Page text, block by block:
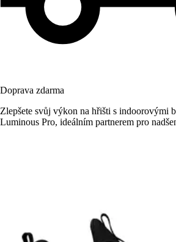
Doprava zdarma
Zlepšete svůj výkon na hřišti s indoorovými
Luminous Pro, ideálním partnerem pro